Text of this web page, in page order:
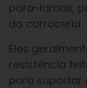
para-lamas,
da carroceria.
Eles
resistência
para suportar